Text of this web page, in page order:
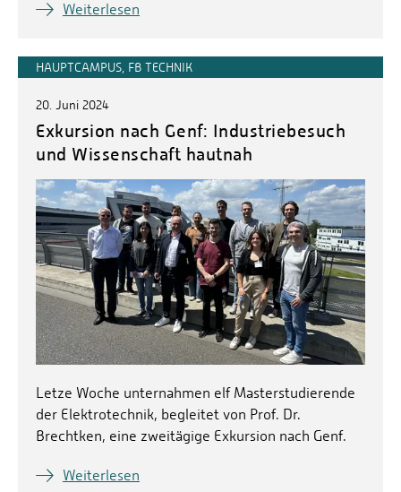
Weiterlesen
HAUPTCAMPUS, FB TECHNIK
20. Juni 2024
Exkursion nach Genf: Industriebesuch
und Wissenschaft hautnah
Letze Woche unternahmen elf Masterstudierende
der Elektrotechnik, begleitet von Prof. Dr.
Brechtken, eine zweitägige Exkursion nach Genf.
Weiterlesen